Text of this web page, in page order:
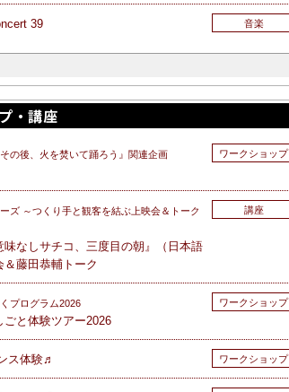
39 音楽
・講座
の後、火を焚いて踊ろう』関連企画 ワークショップ
ズ ～つくり手と観客を結ぶ上映会＆トーク
味なしサチコ、三度目の朝』（日本語
藤田恭輔トーク
講座
プログラム2026
ごと体験ツアー2026
ワークショップ
ス体験♬ ワークショップ